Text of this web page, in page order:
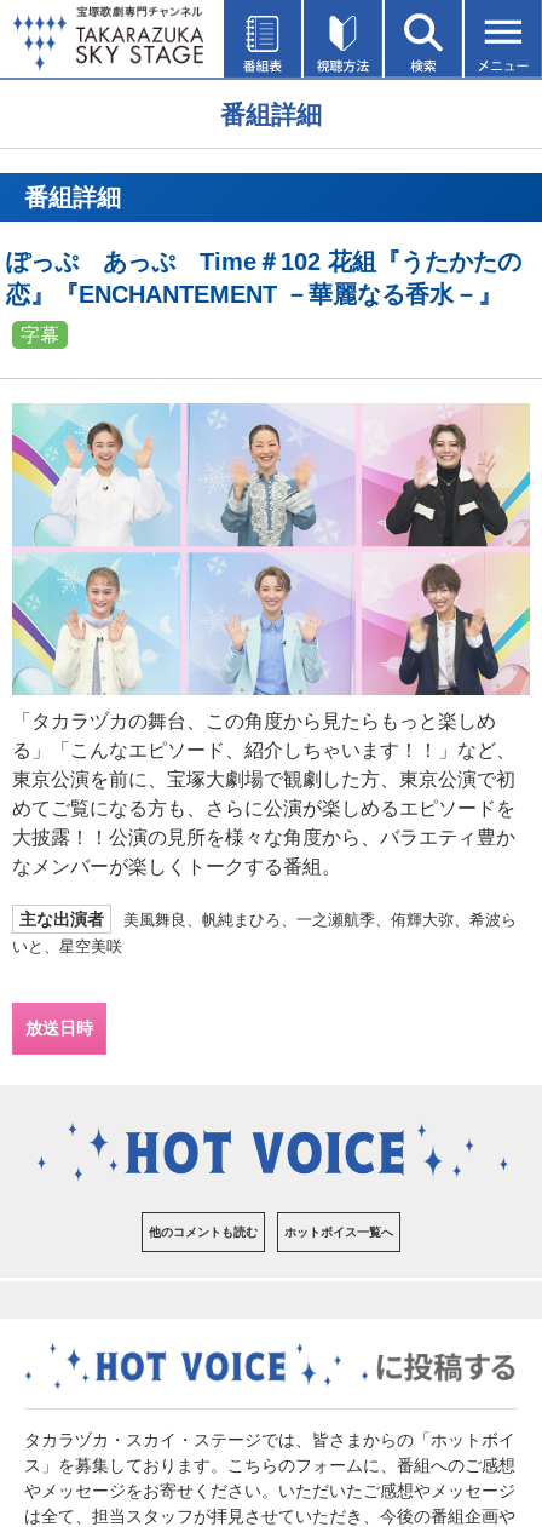
番組詳細
番組詳細
ぽっぷ あっぷ Time＃102 花組『うたかたの
恋』『ENCHANTEMENT －華麗なる香水－』
字幕
「タカラヅカの舞台、この角度から見たらもっと楽しめ
る」「こんなエピソード、紹介しちゃいます！！」など、
東京公演を前に、宝塚大劇場で観劇した方、東京公演で初
めてご覧になる方も、さらに公演が楽しめるエピソードを
大披露！！公演の見所を様々な角度から、バラエティ豊か
なメンバーが楽しくトークする番組。
主な出演者
美風舞良、帆純まひろ、一之瀬航季、侑輝大弥、希波ら
いと、星空美咲
放送日時
他のコメントも読む ホットボイス一覧へ
タカラヅカ・スカイ・ステージでは、皆さまからの「ホットボイ
ス」を募集しております。こちらのフォームに、番組へのご感想
やメッセージをお寄せください。いただいたご感想やメッセージ
は全て、担当スタッフが拝見させていただき、今後の番組企画や